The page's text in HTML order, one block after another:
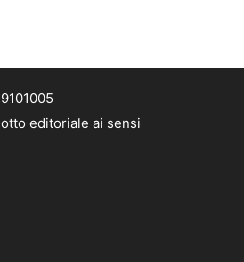
editoriale ai sensi